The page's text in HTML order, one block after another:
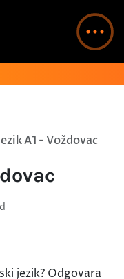
A1 - Voždovac
jezik? Odgovara